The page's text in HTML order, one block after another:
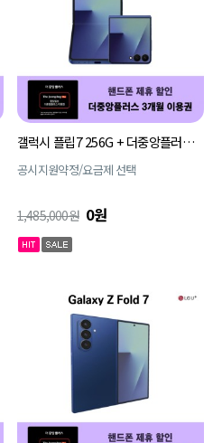
갤럭시 플립7 256G + 더중앙플러스 3개월 이용권
공시지원약정/요금제 선택
1,485,000원 0원